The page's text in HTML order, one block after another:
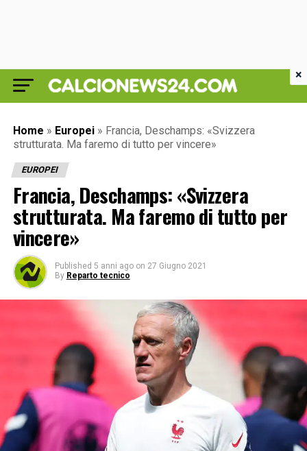
Home » Europei » Francia, Deschamps: «Svizzera
strutturata. Ma faremo di tutto per vincere»
EUROPEI
Francia, Deschamps: «Svizzera
strutturata. Ma faremo di tutto per
vincere»
Published 5 anni ago on 27 Giugno 2021
By Reparto tecnico
×